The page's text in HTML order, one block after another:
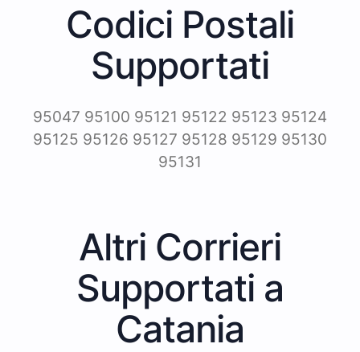
Codici Postali
Supportati
95047 95100 95121 95122 95123 95124
95125 95126 95127 95128 95129 95130
95131
Altri Corrieri
Supportati a
Catania